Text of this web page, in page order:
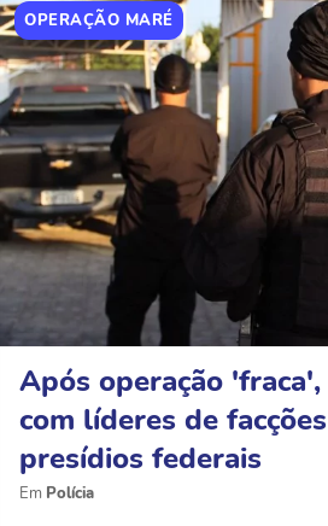
OPERAÇÃO MARÉ
Após operação
com líderes de
presídios federais
Polícia